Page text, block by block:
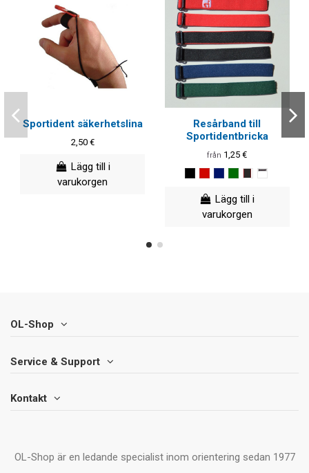
Sportident säkerhetslina
2,50 €
Lägg till i
varukorgen
Resårband till
Sportidentbricka
från 1,25 €
Lägg till i
varukorgen
OL-Shop
Service & Support
Kontakt
OL-Shop är en ledande specialist inom orientering sedan 1977